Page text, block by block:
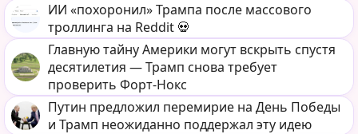
ИИ «похоронил» Трампа после массового
троллинга на Reddit 💀
Главную тайну Америки могут вскрыть спустя
десятилетия — Трамп снова требует
проверить Форт-Нокс
Путин предложил перемирие на День Победы
и Трамп неожиданно поддержал эту идею